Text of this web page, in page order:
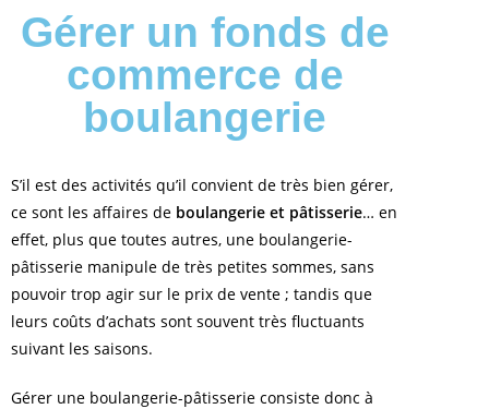
Gérer un fonds de
commerce de
boulangerie
S’il est des activités qu’il convient de très bien gérer,
ce sont les affaires de boulangerie et pâtisserie… en
effet, plus que toutes autres, une boulangerie-
pâtisserie manipule de très petites sommes, sans
pouvoir trop agir sur le prix de vente ; tandis que
leurs coûts d’achats sont souvent très fluctuants
suivant les saisons.
Gérer une boulangerie-pâtisserie consiste donc à